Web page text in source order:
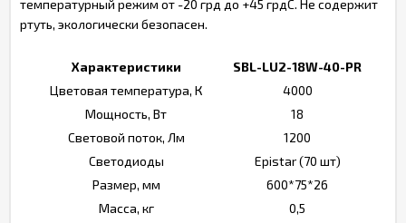
температурный режим от -20 грд до +45 грдС. Не содержит
ртуть, экологически безопасен.
Характеристики
SBL-LU2-18W-40-PR
Цветовая температура, К
4000
Мощность, Вт
18
Световой поток, Лм
1200
Светодиоды
Epistar (70 шт)
Размер, мм
600*75*26
Масса, кг
0,5